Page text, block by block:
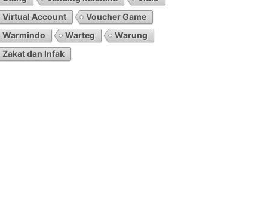
Virtual Account
Voucher Game
Warmindo
Warteg
Warung
Zakat dan Infak